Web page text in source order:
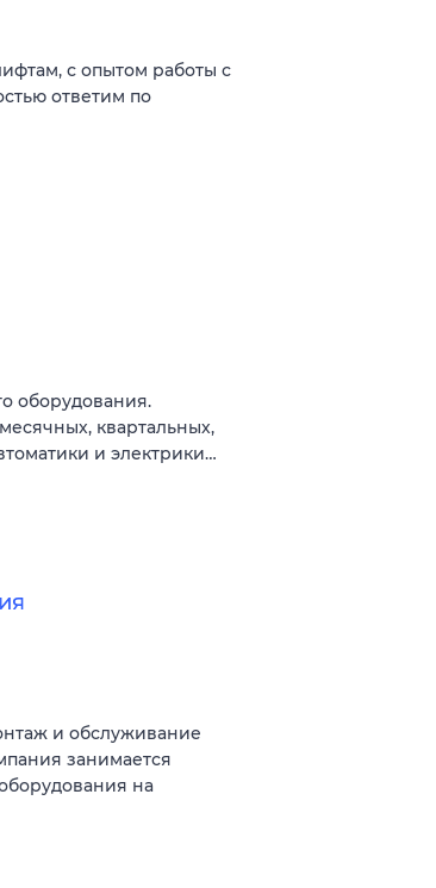
с опытом работы с
ответим по
оборудования.
квартальных,
и электрики…
и обслуживание
занимается
на